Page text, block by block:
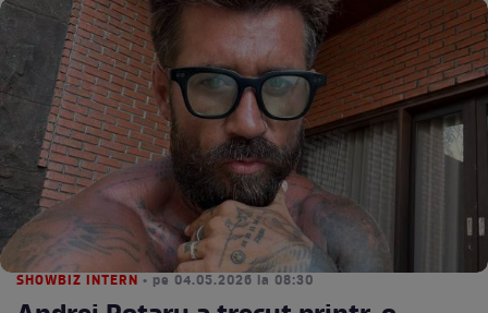
SHOWBIZ INTERN • pe 04.05.2026 la 08:30